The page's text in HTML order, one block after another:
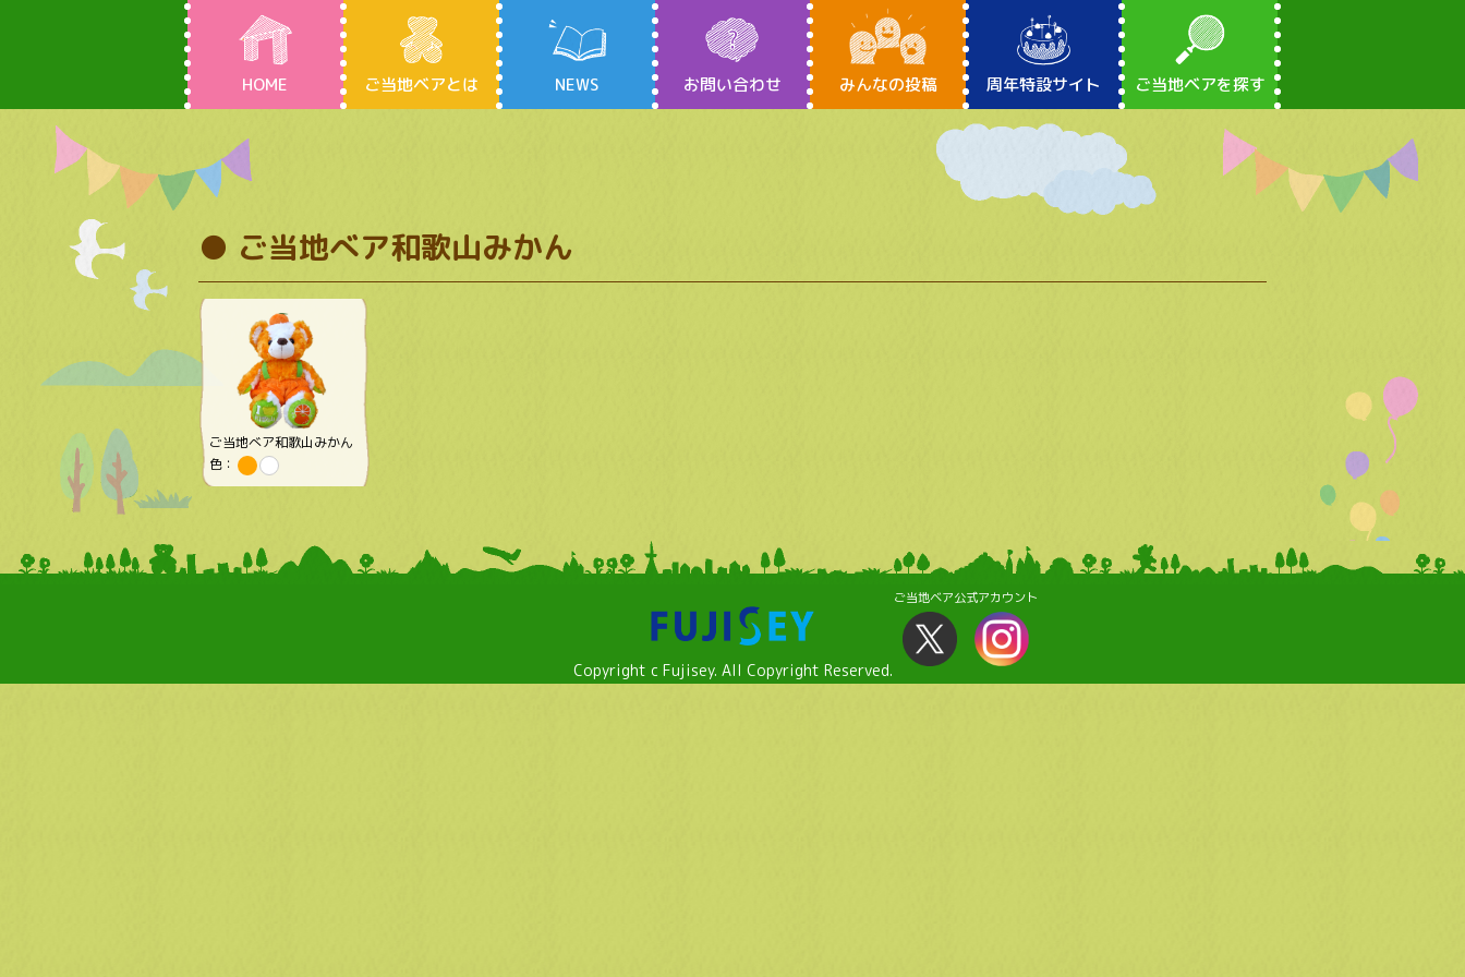
HOME ご当地ベアとは NEWS お問い合わせ みんなの投稿 周年特設サイト ご当地ベアを探す
● ご当地べア和歌山みかん
ご当地べア和歌山みかん
色：
ご当地ベア公式アカウント
Copyright c Fujisey. All Copyright Reserved.